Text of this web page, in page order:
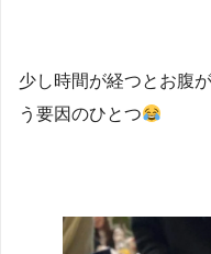
少し時間が経つとお腹
う要因のひとつ